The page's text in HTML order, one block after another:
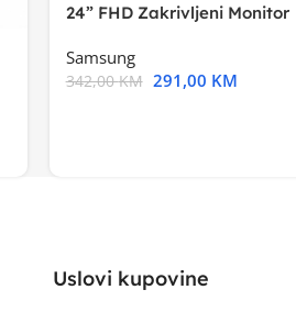
24” FHD Zakrivljeni Monitor
Samsung
342,00KM 291,00 KM
Uslovi kupovine